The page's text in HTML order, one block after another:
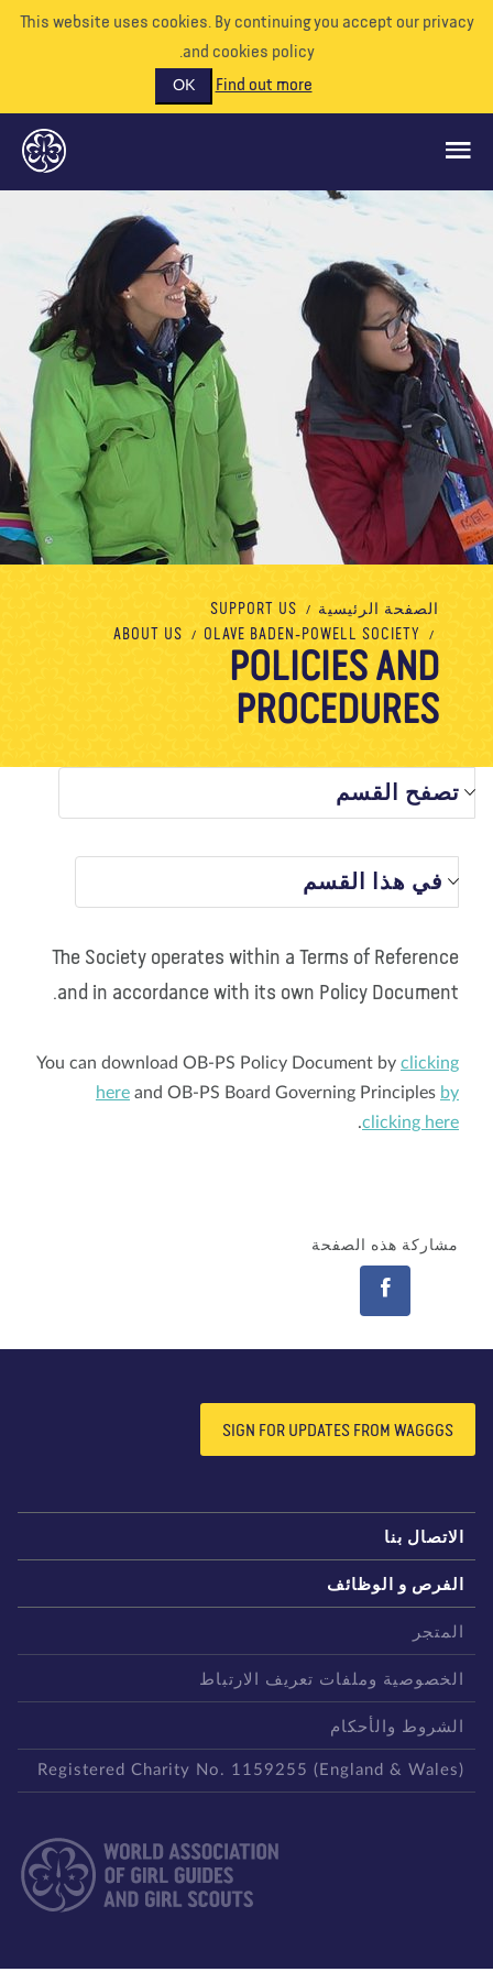
This website uses cookies. By continuing you accept our
and cookies policy.
Find out more
OK
ادعمونا
تطوع
الأحداث
عالمنا
الموارد
معلومات عنا مدونة الأخبار المتجر الاتصال بنا
الصفحة الرئيسية
SUPPORT US
OLAVE BADEN-POWELL SOCIETY
ABOUT US
POLICIES AND
PROCEDURES
تصفح القسم
في هذا القسم
The Society operates within a Terms of Reference
and in accordance with its own Policy Document.
You can download OB-PS Policy Document byclicking
hereand OB-PS Board Governing Principles
clicking here
.
مشاركة هذه الصفحة
SIGN FOR UPDATES FROM WAGGGS
بنا
و الوظائف
وملفات تعريف الارتباط
والأحكام
Registered Charity No. 1159255 (England &